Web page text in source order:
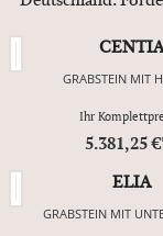
CENTIA
GRABSTEIN MIT
Ihr
5.381,25
ELIA
GRABSTEIN MIT